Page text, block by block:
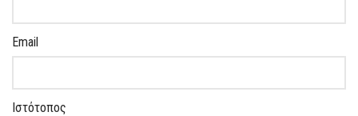
Email
Ιστότοπος